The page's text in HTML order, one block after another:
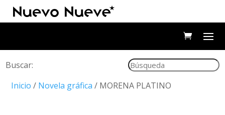
Buscar:
Inicio / Novela gráfica / MORENA PLATINO